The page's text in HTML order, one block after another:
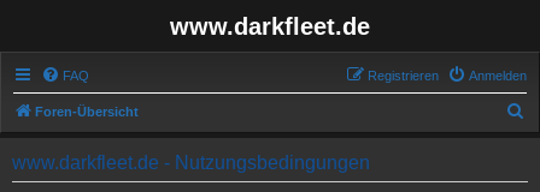
www.darkfleet.de
FAQ Anmelden
Registrieren
Foren-Übersicht
u
www.darkfleet.de - Nutzungsbedingungen